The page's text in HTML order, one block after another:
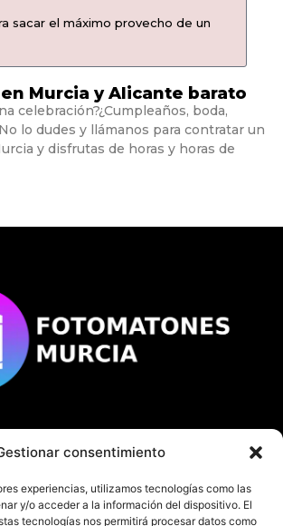
consentimiento
experiencias, utilizamos tecnologías como las
y/o acceder a la información del dispositivo. El
tecnologías nos permitirá procesar datos como
sacar el máximo provecho de un
Murcia y Alicante barato
celebración?¿Cumpleaños, boda,
lo dudes y llámanos para contratar un
y disfrutas de horas y horas de
fotomatonesmurcia.es
los derechos reservados.